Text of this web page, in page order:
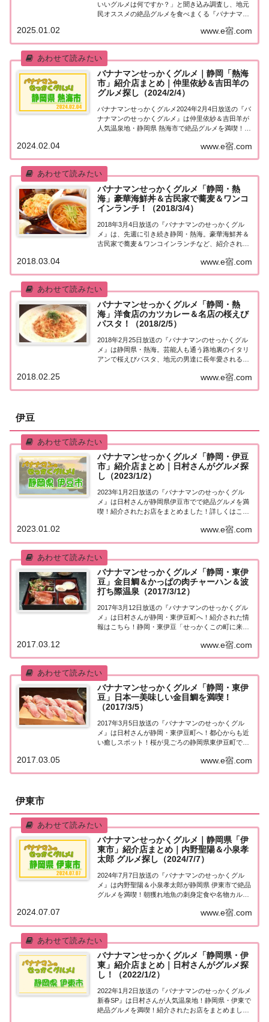
いいグルメは何ですか？」と聞き込み調査し、地元
民オススメの絶品グルメを食べまくる『バナナマン
ンのせっかくグルメ 新春SPは日村さんが静岡・熱
海＆伊豆の国で絶品グルメを満喫！絶品！うま...
www.e宿.com
2025.01.02
バナナマンせっかくグルメ｜静岡「熱海
市」紹介店まとめ｜仲里依紗＆吉田羊の
グルメ探し（2024/2/4）
バナナマンせっかくグルメ2024年2月4日放送の『バ
ナナマンのせっかくグルメ』は仲里依紗＆吉田羊が
人気温泉地・静岡県 熱海市で絶品グルメを満喫！漁
欲で平らげる！紹介されたお店やメニューをまとめ
ました！詳しくはこちら！仲里依紗＆吉田羊「...
www.e宿.com
2024.02.04
バナナマンせっかくグルメ「静岡・熱
海」豪華海鮮丼＆古民家で蕎麦＆ワンコ
インランチ！（2018/3/4）
2018年3月4日放送の『バナナマンのせっかくグル
メ』は、先週に引き続き静岡・熱海。豪華海鮮丼＆
古民家で蕎麦＆ワンコインランチなど、紹介された
なら食べたほうがいいグルメは何ですか？」日本全
国でバナナマン日村さんが地元民オススメの絶品
グ...
www.e宿.com
2018.03.04
バナナマンせっかくグルメ「静岡・熱
海」洋食店のカツカレー＆名店の桜えび
パスタ！（2018/2/5）
2018年2月25日放送の『バナナマンのせっかくグル
メ』は静岡県・熱海。芸能人も通う路地裏のイタリ
アンで桜えびパスタ、地元の男達に長年愛される洋
ど、紹介されたお店はこちら！静岡・熱海「せっか
くこの町に来たなら食べたほうがいいグルメは何...
www.e宿.com
2018.02.25
伊豆
バナナマンせっかくグルメ「静岡・伊豆
市」紹介店まとめ｜日村さんがグルメ探
し（2023/1/2）
2023年1月2日放送の『バナナマンのせっかくグル
メ』は日村さんが静岡県伊豆市でで絶品グルメを満
喫！紹介されたお店をまとめました！詳しくはこち
の人に「せっかくこの町に来たなら食べたほうがい
ス...
www.e宿.com
2023.01.02
バナナマンせっかくグルメ「静岡・東伊
豆」金目鯛＆かっぱの肉チャーハン＆波
打ち際温泉（2017/3/12）
2017年3月12日放送の『バナナマンのせっかくグル
メ』は日村さんが静岡・東伊豆町へ！紹介された情
報はこちら！静岡・東伊豆「せっかくこの町に来た
国でバナナマン日村さんが地元民オススメの絶品グ
ルメを聞き込み＆食べまくり！今日も先週に引き...
www.e宿.com
2017.03.12
バナナマンせっかくグルメ「静岡・東伊
豆」日本一美味しい金目鯛を満喫！
（2017/3/5）
2017年3月5日放送の『バナナマンのせっかくグル
メ』は日村さんが静岡・東伊豆町へ！都心からも近
い癒しスポット！桜が見ごろの静岡県東伊豆町でグ
「せっかくこの町に来たなら食べたほうがいいグル
メは何ですか？」日本全国でバナナマン日村さんが
www.e宿.com
2017.03.05
伊東市
バナナマンせっかくグルメ｜静岡県「伊
東市」紹介店まとめ｜内野聖陽＆小泉孝
太郎 グルメ探し（2024/7/7）
2024年7月7日放送の『バナナマンのせっかくグル
メ』は内野聖陽＆小泉孝太郎が静岡県 伊東市で絶品
グルメを満喫！朝獲れ地魚の刺身定食や名物カルボ
した！詳しくはこちら！内野聖陽＆小泉孝太郎「静
岡県 伊東市」でグルメ探し地元の人に「せっか...
www.e宿.com
2024.07.07
バナナマンせっかくグルメ「静岡県・伊
東」紹介店まとめ｜日村さんがグルメ探
し！（2022/1/2）
2022年1月2日放送の『バナナマンのせっかくグルメ
新春SP』は日村さんが人気温泉地！静岡県・伊東で
絶品グルメを満喫！紹介されたお店をまとめまし